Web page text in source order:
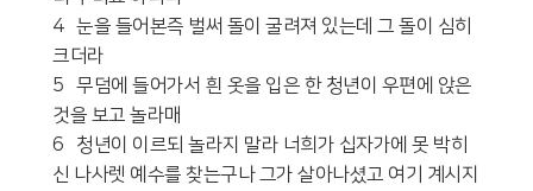
4 눈을 들어본즉 벌써 돌이 굴려져 있는데 그 돌이 심히
크더라
5 무덤에 들어가서 흰 옷을 입은 한 청년이 우편에 앉은
것을 보고 놀라매
6 청년이 이르되 놀라지 말라 너희가 십자가에 못 박히
신 나사렛 예수를 찾는구나 그가 살아나셨고 여기 계시지